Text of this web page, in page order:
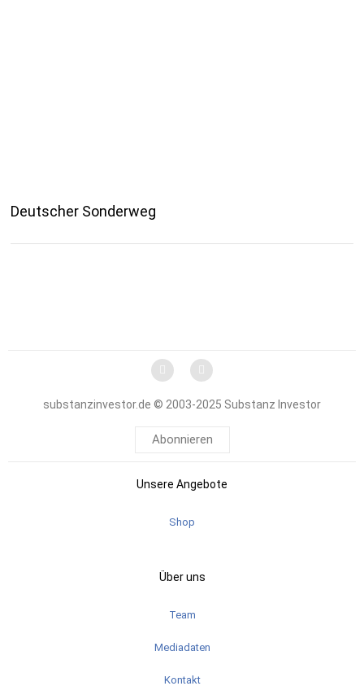
Deutscher Sonderweg
substanzinvestor.de © 2003-2025 Substanz Investor
Abonnieren
Unsere Angebote
Shop
Über uns
Team
Mediadaten
Kontakt